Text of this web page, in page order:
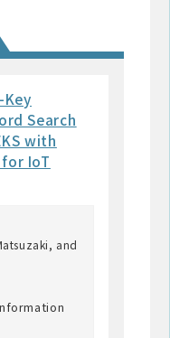
Search
with
IoT
and